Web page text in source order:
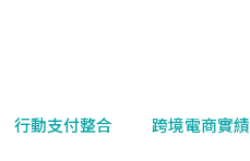
行動支付整合 跨境電商實績